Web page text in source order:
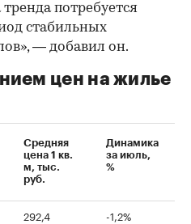
потребуется
стабильных
— добавил он.
цен на жилье
Средняя
цена 1 кв.
м, тыс.
руб.
Динамика
за июль,
%
292,4
-1,2%